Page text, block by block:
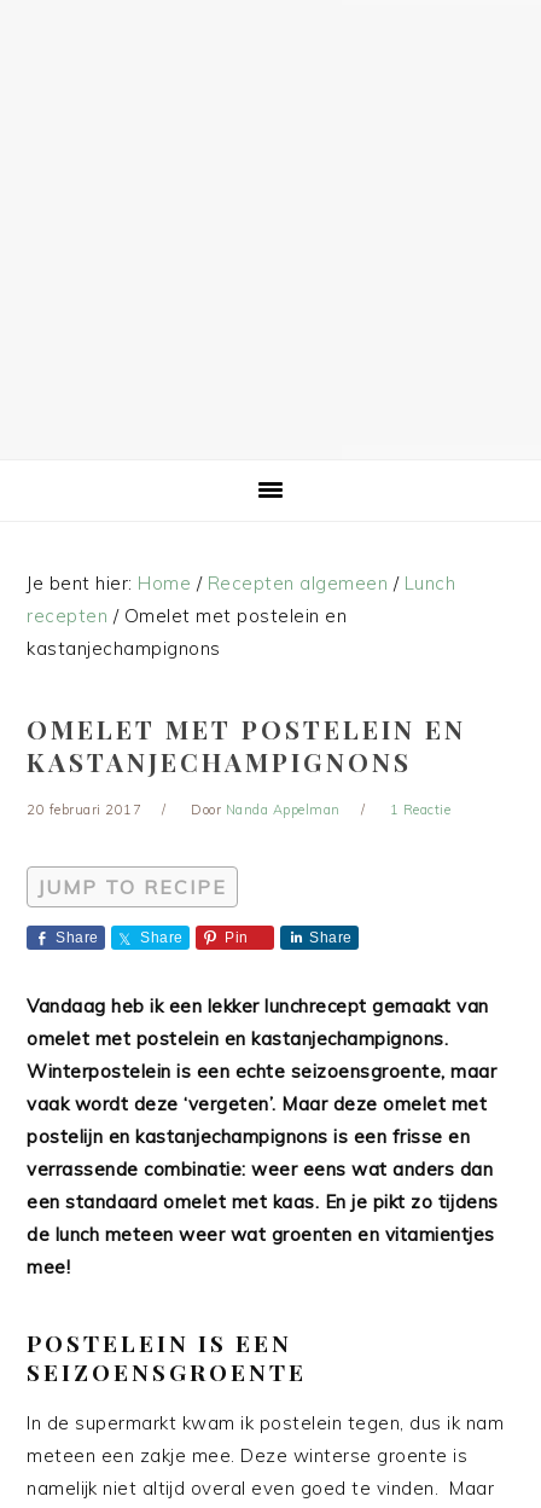
Je bent hier: Home / Recepten algemeen / Lunch
recepten /Omelet met postelein en
kastanjechampignons
OMELET MET POSTELEIN EN
KASTANJECHAMPIGNONS
20 februari 2017 Door Nanda Appelman 1 Reactie
JUMP TO RECIPE
Share Share Pin Share
Vandaag heb ik een lekker lunchrecept gemaakt van
omelet met postelein en kastanjechampignons.
Winterpostelein is een echte seizoensgroente, maar
vaak wordt deze ‘vergeten’. Maar deze omelet met
postelijn en kastanjechampignons is een frisse en
verrassende combinatie: weer eens wat anders dan
een standaard omelet met kaas. En je pikt zo tijdens
de lunch meteen weer wat groenten en vitamientjes
mee!
POSTELEIN IS EEN
SEIZOENSGROENTE
In de supermarkt kwam ik postelein tegen, dus ik nam
meteen een zakje mee. Deze winterse groente is
namelijk niet altijd overal even goed te vinden. Maar